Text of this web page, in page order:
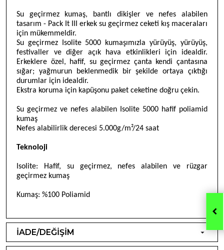
Su geçirmez kumaş, bantlı dikişler ve nefes alabilen
tasarım - Pack It III erkek su geçirmez ceketi kış maceraları
için mükemmeldir.
Su geçirmez Isolite 5000 kumaşımızla yürüyüş, yürüyüş,
festivaller ve diğer açık hava etkinlikleri için idealdir.
Erkeklere özel, hafif, su geçirmez çanta kendi çantasına
sığar; yağmurun beklenmedik bir şekilde ortaya çıktığı
durumlar için idealdir.
Ekstra koruma için kapüşonu paket ceketine doğru çekin.
Su geçirmez ve nefes alabilen Isolite 5000 hafif poliamid
kumaş
Nefes alabilirlik derecesi 5.000g/m²/24 saat
Teknoloji
Isolite: Hafif, su geçirmez, nefes alabilen ve rüzgar
geçirmez kumaş
Kumaş: %100 Poliamid
İADE/DEĞİŞİM